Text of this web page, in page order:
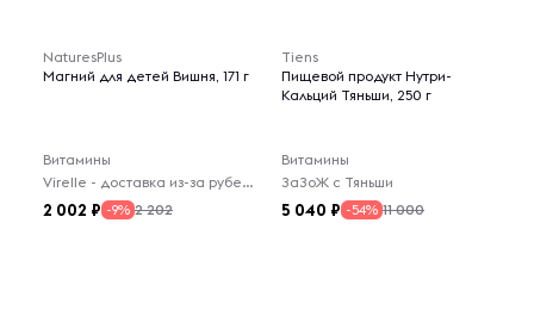
NaturesPlus
Магний для детей Вишня, 171 г
Витамины
Virelle - доставка из-за рубежа
2 002 -9% 2 202
Tiens
Пищевой продукт Нутри-
Кальций Тяньши, 250 г
Витамины
ЗаЗоЖ с Тяньши
5 040 -54% 11 000